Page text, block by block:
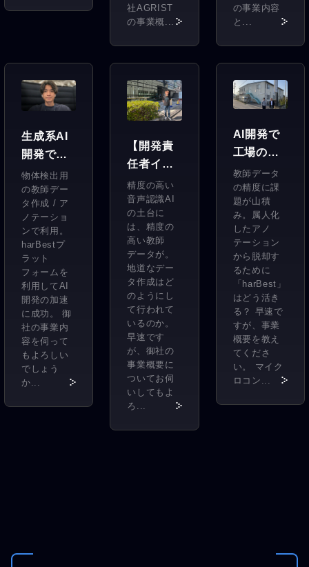
のは…
社AGRIST
の事業概...
めてアウ
トソーシ
ングした
結果…
の事業内容
と...
生成系AI
開発で世
界トップ
クラスの
AIベン
ダーにお
ける、開
発に欠か
せない
「教師
データ」
の扱いと
は。
物体検出用
の教師デー
タ作成 / ア
ノテーショ
ンで利用。
harBestプ
ラット
フォームを
利用してAI
開発の加速
に成功。 御
社の事業内
容を伺って
もよろしい
でしょう
か...
【開発責
任者イン
タ
ビュー】
音声解析
AI搭載ク
ラウドIP
電話
「MiiTel
」の精度
を
「harBes
t」でぐっ
と押し上
げる。
精度の高い
音声認識AI
の土台に
は、精度の
高い教師
データが。
地道なデー
タ作成はど
のようにし
て行われて
いるのか。
早速です
が、御社の
事業概要に
ついてお伺
いしてもよ
ろ...
AI開発で
工場の
「見える
化」に挑
戦。製造
業界全体
を盛り上
げるAI開
発に着
手。
教師データ
の精度に課
題が山積
み。属人化
したアノ
テーション
から脱却す
るために
「harBest」
はどう活き
る？ 早速で
すが、事業
概要を教え
てくださ
い。 マイク
ロコン...